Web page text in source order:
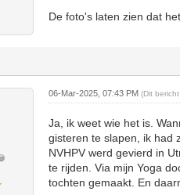
De foto's laten zien dat
06-Mar-2025, 07:43 PM(Dit
Ja, ik weet wie het is.
gisteren te slapen, ik had
NVHPV werd gevierd in
te rijden. Via mijn Yoga
tochten gemaakt. En